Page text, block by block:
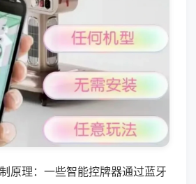
原理：一些智能控牌器通过蓝牙